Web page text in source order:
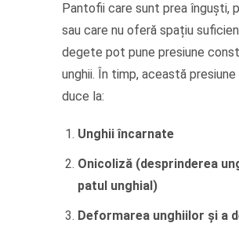
Pantofii care sunt prea înguști,
sau care nu oferă spațiu
degete pot pune presiune
unghii. În timp, această
duce la:
Unghii încarnate
Onicoliză (desprinderea
patul unghial)
Deformarea unghiilor și a